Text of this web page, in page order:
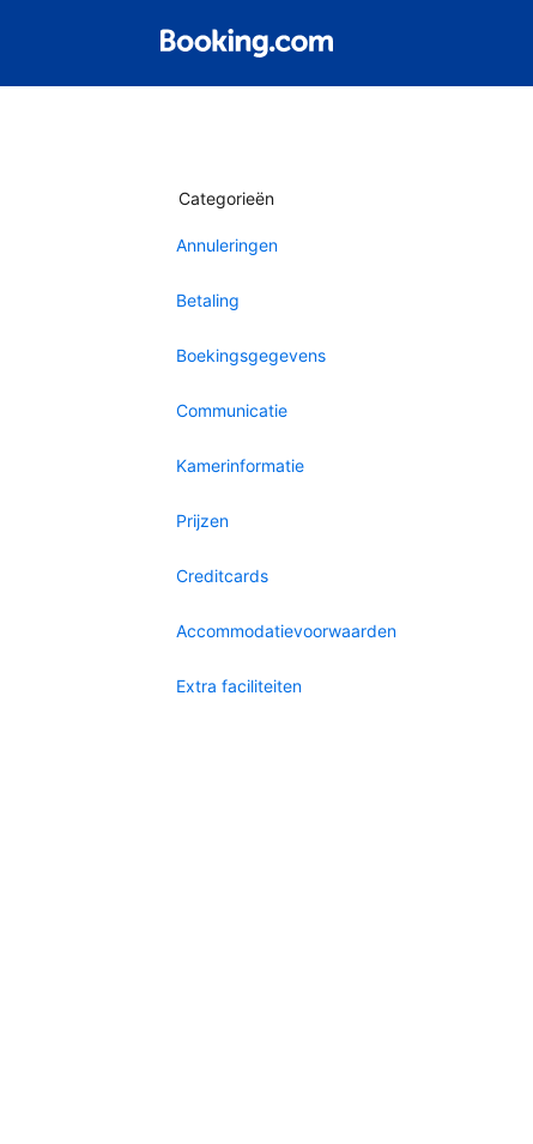
Categorieën
Annuleringen
Betaling
Boekingsgegevens
Communicatie
Kamerinformatie
Prijzen
Creditcards
Accommodatievoorwaarden
Extra faciliteiten